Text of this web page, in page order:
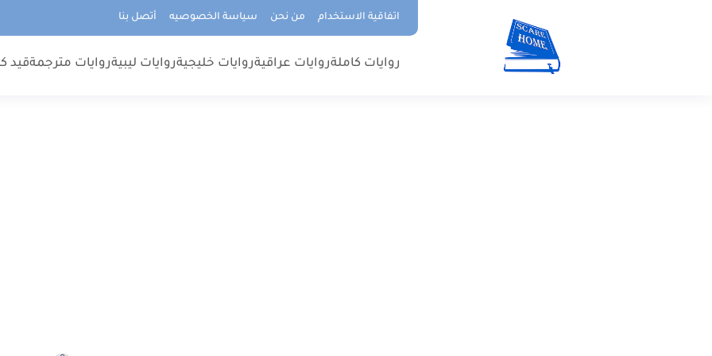
اتفاقية الاستخدام من نحن سياسة الخصوصيه أتصل بنا
روايات كاملةروايات عراقيةروايات خليجيةروايات ليبيةروايات مترجمةقيد